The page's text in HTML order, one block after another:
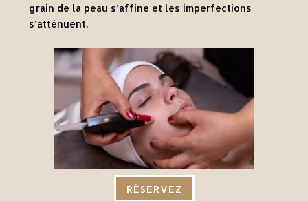
grain de la peau s’affine et les imperfections
s’atténuent.
RÉSERVEZ